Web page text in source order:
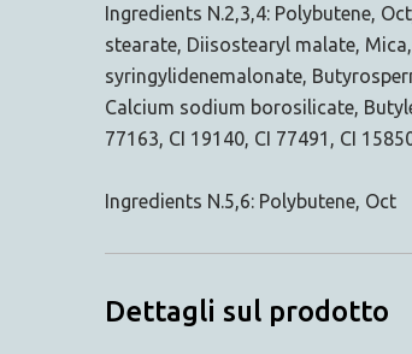
Ingredients N.2,3,4: Polybutene,
stearate, Diisostearyl malate,
syringylidenemalonate,
Calcium sodium borosilicate,
77163, CI 19140, CI 77491, CI
Ingredients N.5,6: Polybutene, Oct
Dettagli sul prodotto